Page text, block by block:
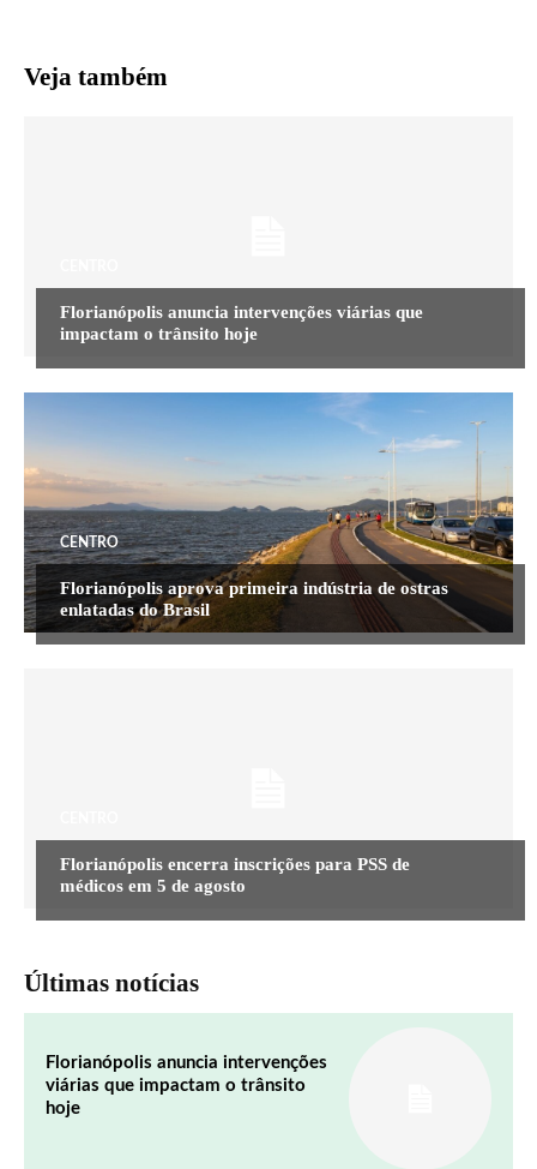
Veja também
Florianópolis anuncia intervenções viárias que
impactam o trânsito hoje
CENTRO
Florianópolis aprova primeira indústria de ostras
enlatadas do Brasil
Florianópolis encerra inscrições para PSS de
médicos em 5 de agosto
Últimas notícias
Florianópolis anuncia intervenções
viárias que impactam o trânsito
hoje